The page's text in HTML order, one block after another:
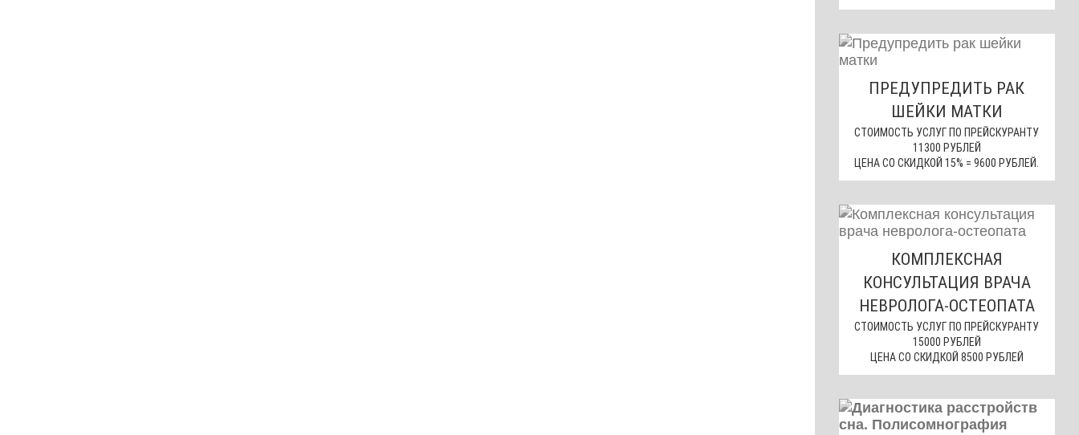
ПРЕДУПРЕДИТЬ РАК
ШЕЙКИ МАТКИ
СТОИМОСТЬ УСЛУГ ПО ПРЕЙСКУРАНТУ
11300 РУБЛЕЙ
ЦЕНА СО СКИДКОЙ 15% = 9600 РУБЛЕЙ.
КОМПЛЕКСНАЯ
КОНСУЛЬТАЦИЯ ВРАЧА
НЕВРОЛОГА-ОСТЕОПАТА
СТОИМОСТЬ УСЛУГ ПО ПРЕЙСКУРАНТУ
15000 РУБЛЕЙ
ЦЕНА СО СКИДКОЙ 8500 РУБЛЕЙ